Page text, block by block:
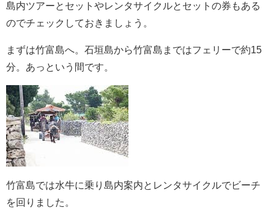
島内ツアーとセットやレンタサイクルとセットの券もある
のでチェックしておきましょう。
まずは竹富島へ。石垣島から竹富島まではフェリーで約15
分。あっという間です。
竹富島では水牛に乗り島内案内とレンタサイクルでビーチ
を回りました。